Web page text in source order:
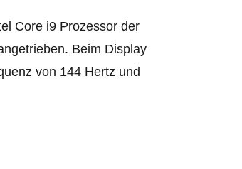
Core i9 Prozessor der
Beim Display
von 144 Hertz und